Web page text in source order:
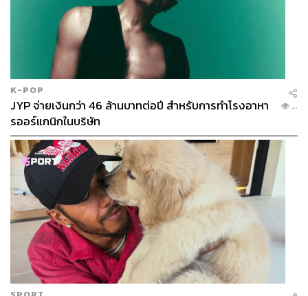
K-POP
JYP จ่ายเงินกว่า 46 ล้านบาทต่อปี สำหรับการทำโรงอาหา
รออร์แกนิกในบริษัท
...